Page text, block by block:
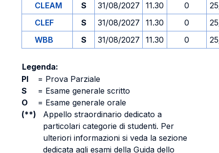
CLEAM
S 31/08/2027 11.30 0
CLEF
S 31/08/2027 11.30 0
WBB
S 31/08/2027 11.30 0
Legenda:
PI
= Prova Parziale
S
= Esame generale scritto
O
= Esame generale orale
(**)
Appello straordinario dedicato a
particolari categorie di studenti. Per
ulteriori informazioni si veda la sezione
dedicata agli esami della Guida dello